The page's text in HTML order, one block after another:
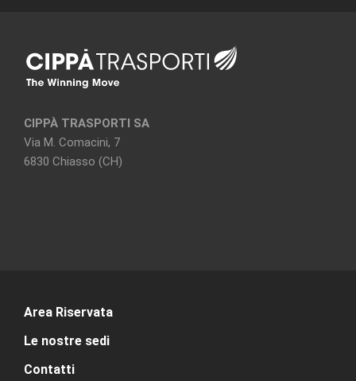
CIPPÀ TRASPORTI SA
Via M. Comacini, 7
6830 Chiasso (CH)
Area Riservata
Le nostre sedi
Contatti